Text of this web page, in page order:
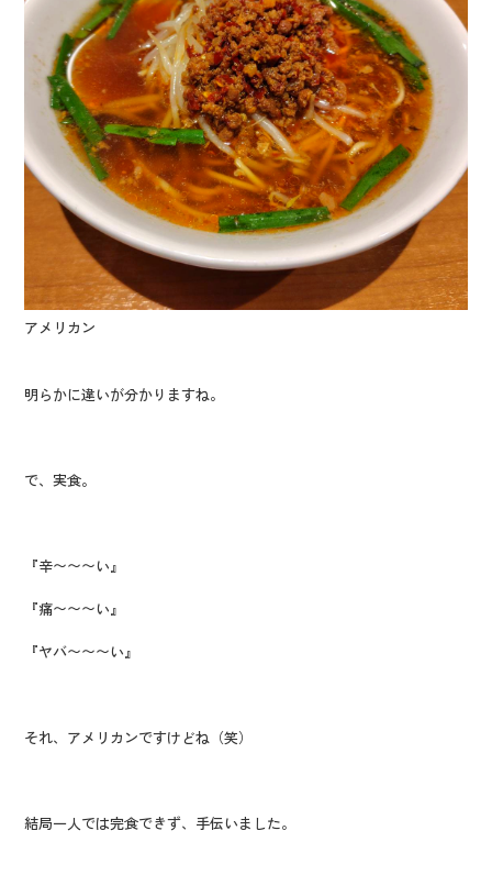
アメリカン
明らかに違いが分かりますね。
で、実食。
『辛〜〜〜い』
『痛〜〜〜い』
『ヤバ〜〜〜い』
それ、アメリカンですけどね（笑）
結局一人では完食できず、手伝いました。